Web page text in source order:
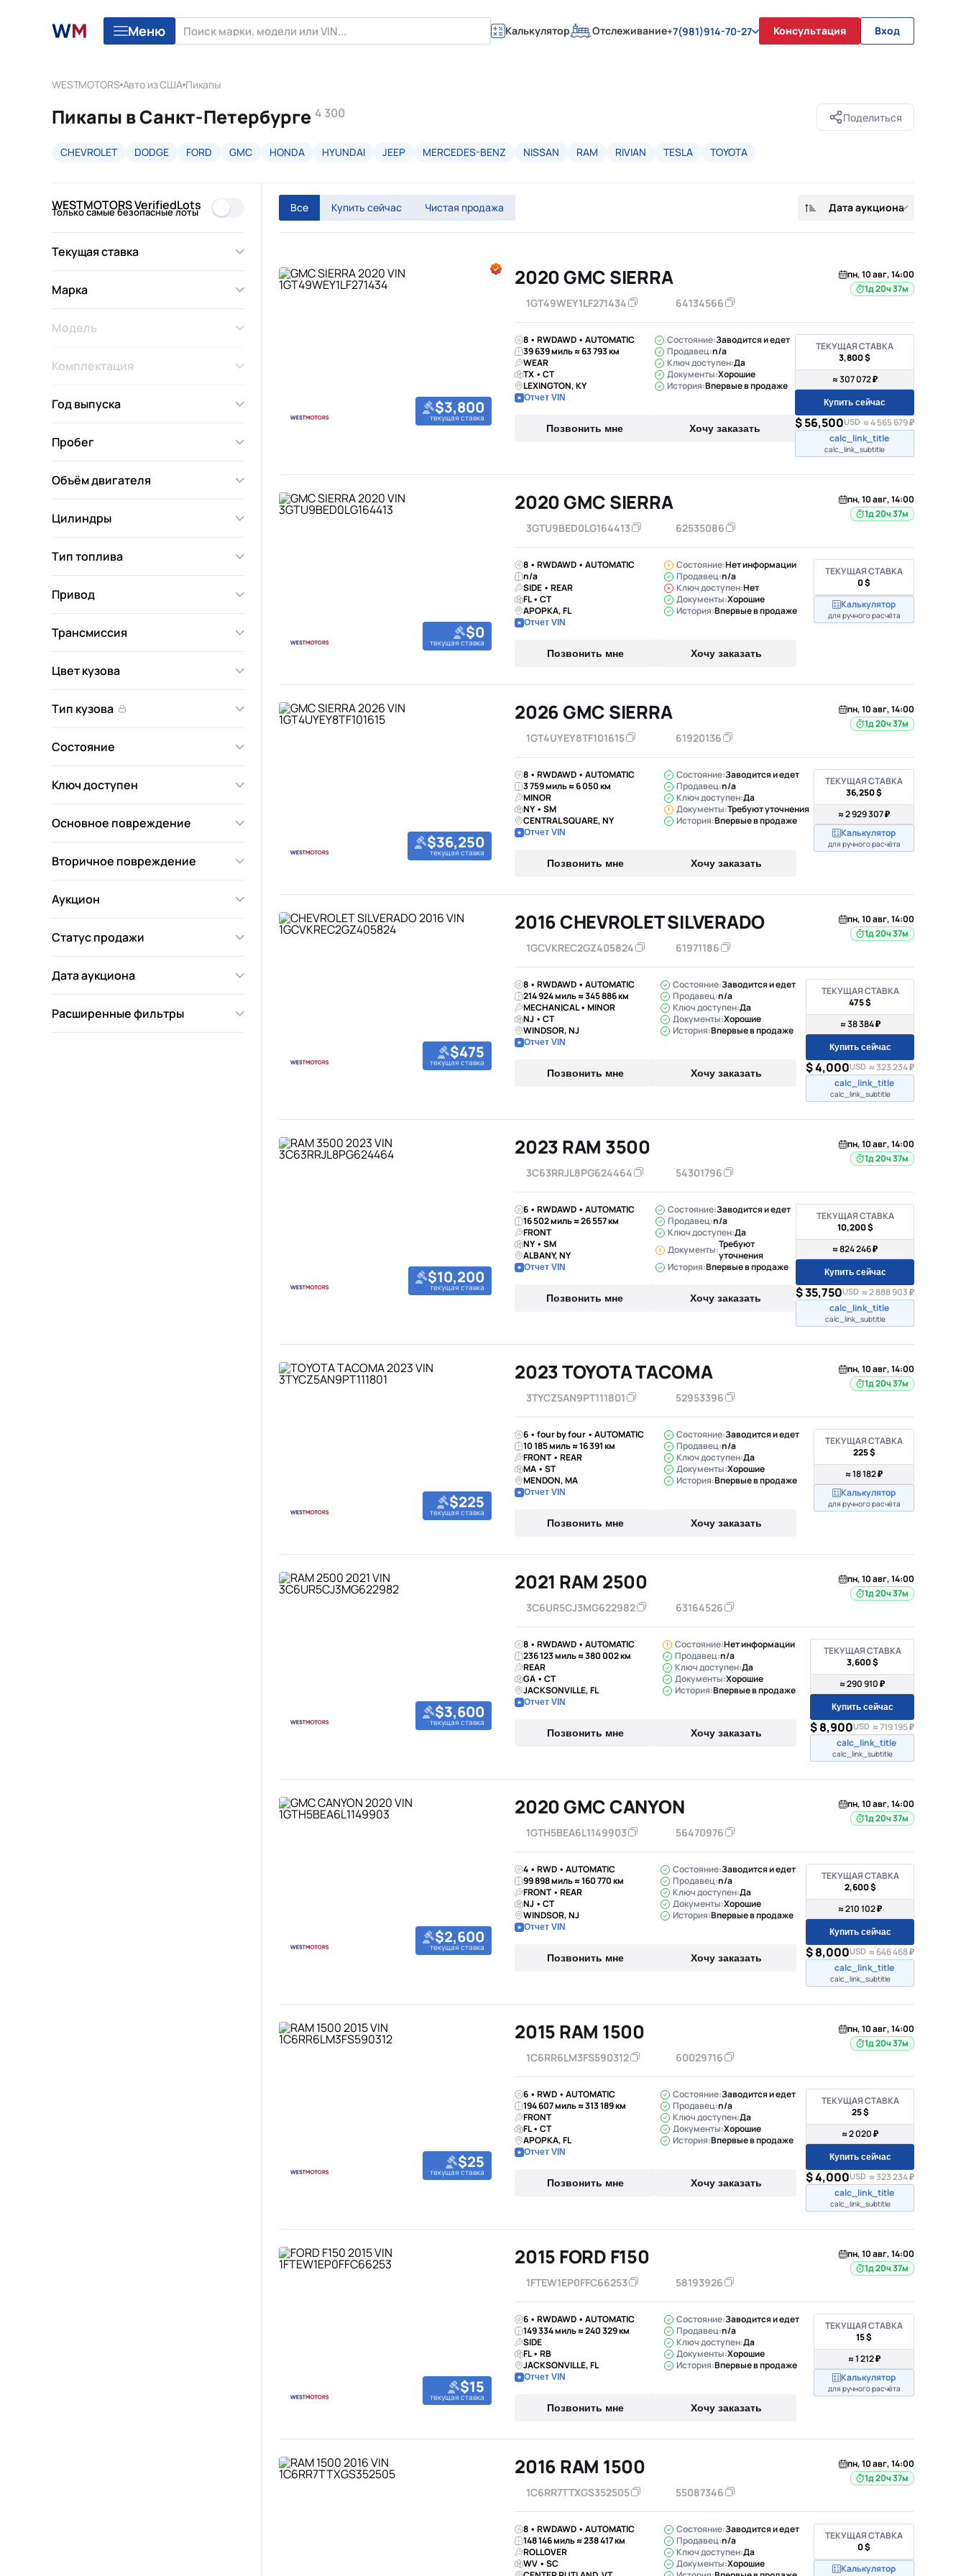
Меню Калькулятор Отслеживание+7(981)914-70-27 Консультация Вход
WESTMOTORS Авто из США Пикапы
Пикапы в Санкт-Петербурге 4 300 Поделиться
CHEVROLET DODGE FORD GMC HONDA HYUNDAI JEEP MERCEDES-BENZ NISSAN RAM RIVIAN TESLA TOYOTA
WESTMOTORS VerifiedLots
Только самые безопасные лоты
Текущая ставка
Марка
Модель
Комплектация
Год выпуска
Пробег
Объём двигателя
Цилиндры
Тип топлива
Привод
Трансмиссия
Цвет кузова
Тип кузова
Состояние
Ключ доступен
Основное повреждение
Вторичное повреждение
Аукцион
Статус продажи
Дата аукциона
Расширенные фильтры
Дата аукциона
Все Купить сейчас Чистая продажа
$3,800
текущая ставка
2020 GMC SIERRA
1GT49WEY1LF271434 64134566
пн, 10 авг, 14:00
1д 20ч 37м
8 • RWDAWD • AUTOMATIC
39 639 миль ≈ 63 793 км
WEAR
TX • CT
LEXINGTON, KY
Отчет VIN
Состояние:Заводится и едет
Продавец:n/a
Ключ доступен:Да
Документы:Хорошие
История:Впервые в продаже
Позвонить мне Хочу заказать
ТЕКУЩАЯ СТАВКА
3,800 $
≈ 307 072 ₽
Купить сейчас
$ 56,500USD ≈ 4 565 679 ₽
calc_link_title
calc_link_subtitle
$0
текущая ставка
2020 GMC SIERRA
3GTU9BED0LG164413 62535086
пн, 10 авг, 14:00
1д 20ч 37м
8 • RWDAWD • AUTOMATIC
n/a
SIDE • REAR
FL • CT
APOPKA, FL
Отчет VIN
Состояние:Нет информации
Продавец:n/a
Ключ доступен:Нет
Документы:Хорошие
История:Впервые в продаже
Позвонить мне Хочу заказать
ТЕКУЩАЯ СТАВКА
0 $
Калькулятор
для ручного расчёта
$36,250
текущая ставка
2026 GMC SIERRA
1GT4UYEY8TF101615 61920136
пн, 10 авг, 14:00
1д 20ч 37м
8 • RWDAWD • AUTOMATIC
3 759 миль ≈ 6 050 км
MINOR
NY • SM
CENTRAL SQUARE, NY
Отчет VIN
Состояние:Заводится и едет
Продавец:n/a
Ключ доступен:Да
Документы:Требуют уточнения
История:Впервые в продаже
Позвонить мне Хочу заказать
ТЕКУЩАЯ СТАВКА
36,250 $
≈ 2 929 307 ₽
Калькулятор
для ручного расчёта
$475
текущая ставка
2016 CHEVROLET SILVERADO
1GCVKREC2GZ405824 61971186
пн, 10 авг, 14:00
1д 20ч 37м
8 • RWDAWD • AUTOMATIC
214 924 миль ≈ 345 886 км
MECHANICAL • MINOR
NJ • CT
WINDSOR, NJ
Отчет VIN
Состояние:Заводится и едет
Продавец:n/a
Ключ доступен:Да
Документы:Хорошие
История:Впервые в продаже
Позвонить мне Хочу заказать
ТЕКУЩАЯ СТАВКА
475 $
≈ 38 384 ₽
Купить сейчас
$ 4,000USD ≈ 323 234 ₽
calc_link_title
calc_link_subtitle
$10,200
текущая ставка
2023 RAM 3500
3C63RRJL8PG624464 54301796
пн, 10 авг, 14:00
1д 20ч 37м
6 • RWDAWD • AUTOMATIC
16 502 миль ≈ 26 557 км
FRONT
NY • SM
ALBANY, NY
Отчет VIN
Состояние:Заводится и едет
Продавец:n/a
Ключ доступен:Да
Документы:Требуют
уточнения
История:Впервые в продаже
Позвонить мне Хочу заказать
ТЕКУЩАЯ СТАВКА
10,200 $
≈ 824 246 ₽
Купить сейчас
$ 35,750USD ≈ 2 888 903 ₽
calc_link_title
calc_link_subtitle
$225
текущая ставка
2023 TOYOTA TACOMA
3TYCZ5AN9PT111801 52953396
пн, 10 авг, 14:00
1д 20ч 37м
6 • four by four • AUTOMATIC
10 185 миль ≈ 16 391 км
FRONT • REAR
MA • ST
MENDON, MA
Отчет VIN
Состояние:Заводится и едет
Продавец:n/a
Ключ доступен:Да
Документы:Хорошие
История:Впервые в продаже
Позвонить мне Хочу заказать
ТЕКУЩАЯ СТАВКА
225 $
≈ 18 182 ₽
Калькулятор
для ручного расчёта
$3,600
текущая ставка
2021 RAM 2500
3C6UR5CJ3MG622982 63164526
пн, 10 авг, 14:00
1д 20ч 37м
8 • RWDAWD • AUTOMATIC
236 123 миль ≈ 380 002 км
REAR
GA • CT
JACKSONVILLE, FL
Отчет VIN
Состояние:Нет информации
Продавец:n/a
Ключ доступен:Да
Документы:Хорошие
История:Впервые в продаже
Позвонить мне Хочу заказать
ТЕКУЩАЯ СТАВКА
3,600 $
≈ 290 910 ₽
Купить сейчас
$ 8,900USD ≈ 719 195 ₽
calc_link_title
calc_link_subtitle
$2,600
текущая ставка
2020 GMC CANYON
1GTH5BEA6L1149903 56470976
пн, 10 авг, 14:00
1д 20ч 37м
4 • RWD • AUTOMATIC
99 898 миль ≈ 160 770 км
FRONT • REAR
NJ • CT
WINDSOR, NJ
Отчет VIN
Состояние:Заводится и едет
Продавец:n/a
Ключ доступен:Да
Документы:Хорошие
История:Впервые в продаже
Позвонить мне Хочу заказать
ТЕКУЩАЯ СТАВКА
2,600 $
≈ 210 102 ₽
Купить сейчас
$ 8,000USD ≈ 646 468 ₽
calc_link_title
calc_link_subtitle
$25
текущая ставка
2015 RAM 1500
1C6RR6LM3FS590312 60029716
пн, 10 авг, 14:00
1д 20ч 37м
6 • RWD • AUTOMATIC
194 607 миль ≈ 313 189 км
FRONT
FL • CT
APOPKA, FL
Отчет VIN
Состояние:Заводится и едет
Продавец:n/a
Ключ доступен:Да
Документы:Хорошие
История:Впервые в продаже
Позвонить мне Хочу заказать
ТЕКУЩАЯ СТАВКА
25 $
≈ 2 020 ₽
Купить сейчас
$ 4,000USD ≈ 323 234 ₽
calc_link_title
calc_link_subtitle
$15
текущая ставка
2015 FORD F150
1FTEW1EP0FFC66253 58193926
пн, 10 авг, 14:00
1д 20ч 37м
6 • RWDAWD • AUTOMATIC
149 334 миль ≈ 240 329 км
SIDE
FL • RB
JACKSONVILLE, FL
Отчет VIN
Состояние:Заводится и едет
Продавец:n/a
Ключ доступен:Да
Документы:Хорошие
История:Впервые в продаже
Позвонить мне Хочу заказать
ТЕКУЩАЯ СТАВКА
15 $
≈ 1 212 ₽
Калькулятор
для ручного расчёта
2016 RAM 1500
1C6RR7TTXGS352505 55087346
пн, 10 авг, 14:00
1д 20ч 37м
8 • RWDAWD • AUTOMATIC
148 146 миль ≈ 238 417 км
ROLLOVER
WV • SC
Состояние:Заводится и едет
Продавец:n/a
Ключ доступен:Да
Документы:Хорошие
ТЕКУЩАЯ СТАВКА
0 $
Калькулятор